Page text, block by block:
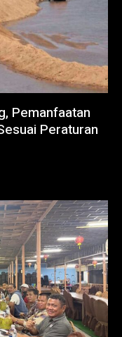
Pemanfaatan
Peraturan